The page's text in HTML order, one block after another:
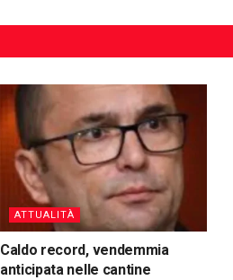
ATTUALITÀ
Caldo record, vendemmia
anticipata nelle cantine